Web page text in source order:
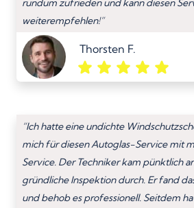
weiterempfehlen!”
Thorsten F.
“Ich hatte eine undichte
mich für diesen Autoglas-Service mit
Service. Der Techniker kam pünktlich
gründliche Inspektion durch. Er fand
und behob es professionell. Seitdem